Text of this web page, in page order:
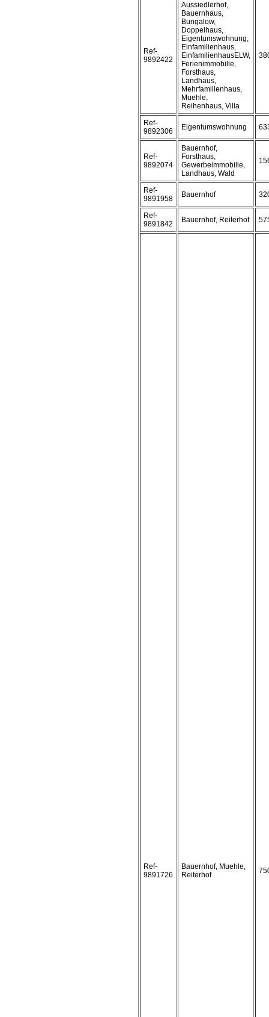
Ref-
9892422
Aussiedlerhof,
Bauernhaus,
Bungalow,
Doppelhaus,
Eigentumswohnung,
Einfamilienhaus,
EinfamilienhausELW,
Ferienimmobilie,
Forsthaus,
Landhaus,
Mehrfamilienhaus,
Muehle,
Reihenhaus, Villa
Ref-
9892306
Eigentumswohnung
Ref-
9892074
Bauernhof,
Forsthaus,
Gewerbeimmobilie,
Landhaus, Wald
Ref-
9891958
Bauernhof
Ref-
9891842
Bauernhof, Reiterhof
Ref-
9891726
Bauernhof, Muehle,
Reiterhof